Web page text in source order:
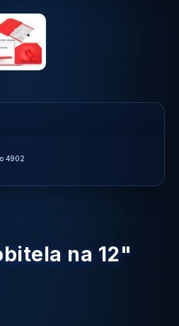
4902
na 12"